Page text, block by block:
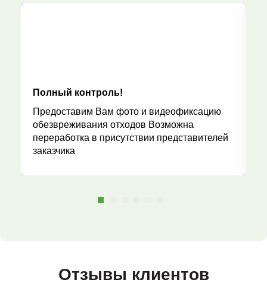
Полный контроль!
Предоставим Вам фото и видеофиксацию
обезвреживания отходов Возможна
переработка в присутствии представителей
заказчика
Отзывы клиентов